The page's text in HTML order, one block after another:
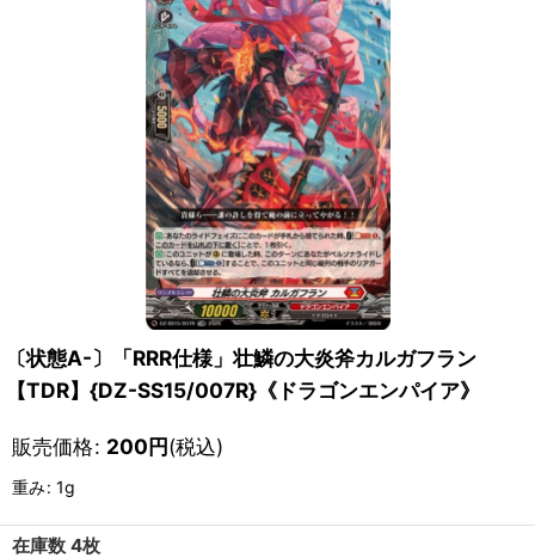
〔状態A-〕「RRR仕様」壮鱗の大炎斧カルガフラン
【TDR】{DZ-SS15/007R}《ドラゴンエンパイア》
販売価格: 200円(税込)
重み: 1g
在庫数 4枚